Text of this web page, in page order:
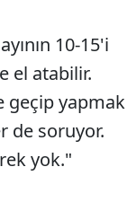
10-15'i
el atabilir.
geçip yapmak
de soruyor.
yok."